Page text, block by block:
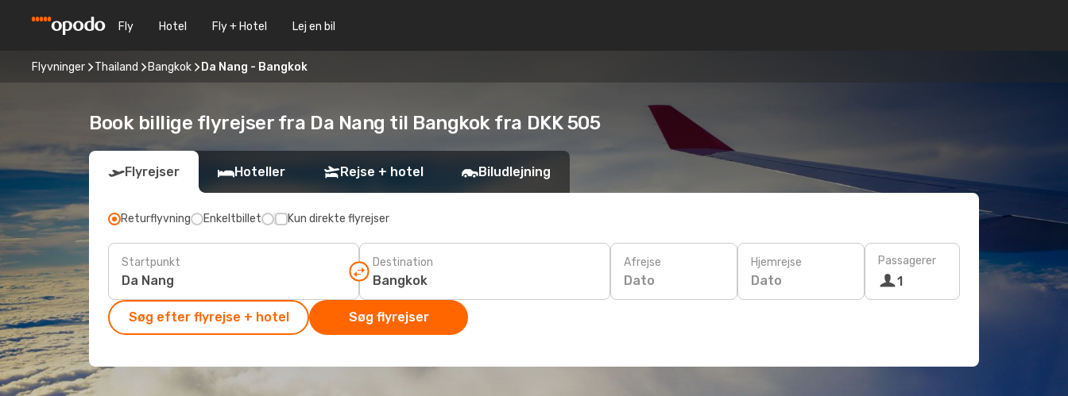
Fly Hotel Fly + Hotel Lej en bil
Flyvninger Thailand Bangkok Da Nang - Bangkok
Book billige flyrejser fra Da Nang til Bangkok fra DKK 505
Flyrejser Hoteller Rejse + hotel Biludlejning
Returflyvning Enkeltbillet Kun direkte flyrejser
Startpunkt Destination Afrejse
Dato
Hjemrejse
Dato
Passagerer
1
Søg efter flyrejse + hotel Søg flyrejser